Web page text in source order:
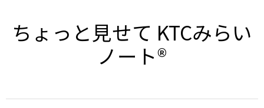
ちょっと見せて KTCみらい
ノート®